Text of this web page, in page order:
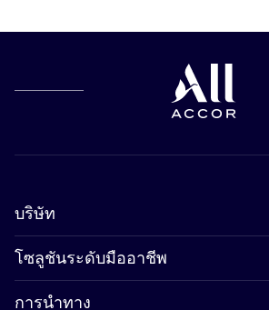
บริษัท
โซลูชันระดับมืออาชีพ
การนำทาง